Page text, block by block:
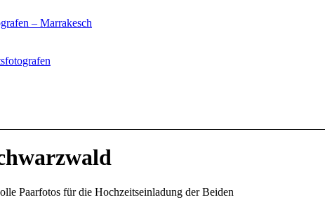
– Marrakesch
Paarfotos für die Hochzeitseinladung der Beiden